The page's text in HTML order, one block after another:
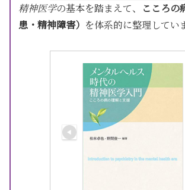
精神医学の基本を踏まえて、
こころの
患・精神障害） を体系的に整理してい